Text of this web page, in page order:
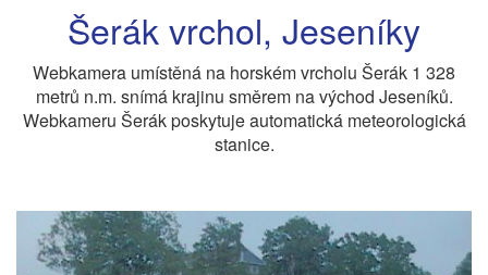
Šerák vrchol, Jeseníky
Webkamera umístěná na horském vrcholu Šerák 1 328
metrů n.m. snímá krajinu směrem na východ Jeseníků.
Webkameru Šerák poskytuje automatická meteorologická
stanice.